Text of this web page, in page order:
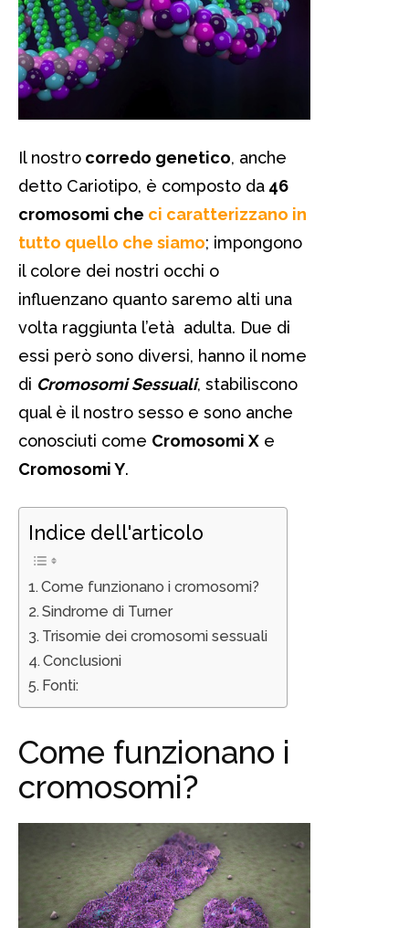
Il nostro corredo genetico, anche
detto Cariotipo, è composto da 46
cromosomi che ci caratterizzano in
tutto quello che siamo; impongono
il colore dei nostri occhi o
influenzano quanto saremo alti una
volta raggiunta l’età adulta. Due di
essi però sono diversi, hanno il nome
di Cromosomi Sessuali, stabiliscono
qual è il nostro sesso e sono anche
conosciuti come Cromosomi X e
Cromosomi Y.
Indice dell'articolo
Come funzionano i cromosomi?
Sindrome di Turner
Trisomie dei cromosomi sessuali
Conclusioni
Fonti:
Come funzionano i
cromosomi?